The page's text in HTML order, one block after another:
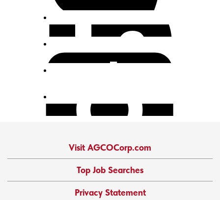
Visit AGCOCorp.com
Top Job Searches
Privacy Statement